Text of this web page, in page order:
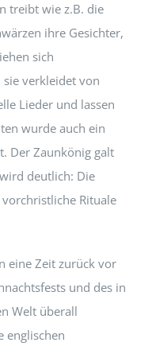
treibt wie z.B. die
ihre Gesichter,
sich
verkleidet von
Lieder und lassen
wurde auch ein
Der Zaunkönig galt
deutlich: Die
Rituale
eine Zeit zurück vor
und des in
Welt überall
englischen